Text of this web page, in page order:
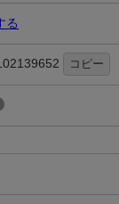
る
コピー